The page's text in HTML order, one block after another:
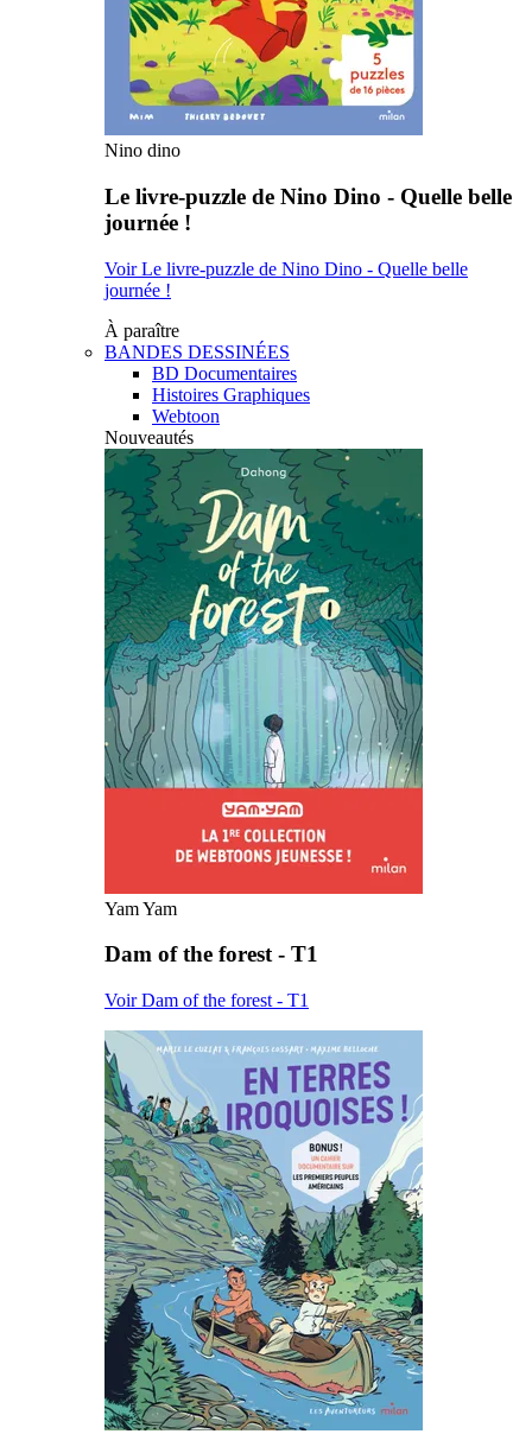
Nino dino
Le livre-puzzle de Nino Dino - Quelle belle
journée !
Voir Le livre-puzzle de Nino Dino - Quelle belle
journée !
À paraître
BANDES DESSINÉES
BD Documentaires
Histoires Graphiques
Webtoon
Nouveautés
Yam Yam
Dam of the forest - T1
Voir Dam of the forest - T1